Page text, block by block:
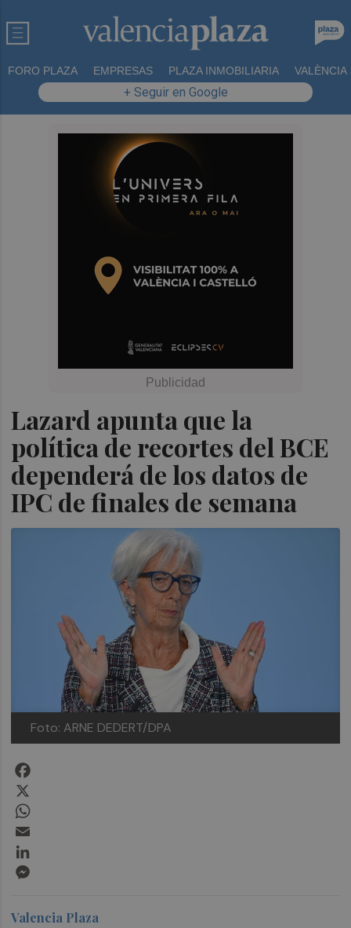
FORO PLAZA EMPRESAS PLAZA INMOBILIARIA VALÈNCIA
+ Seguir en Google
Lazard apunta que la
política de recortes del BCE
dependerá de los datos de
IPC de finales de semana
Foto: ARNE DEDERT/DPA
Valencia Plaza